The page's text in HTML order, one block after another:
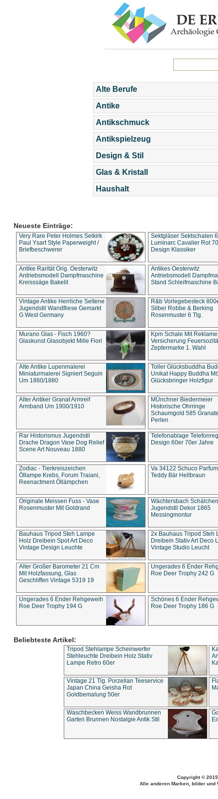
Alte Berufe
Antike
Antikschmuck
Antikspielzeug
Design & Stil
Glas & Kristall
Haushalt
Neueste Einträge:
Very Rare Peter Holmes Selkirk
Paul Ysart Style Paperweight /
Briefbeschwerer
Sektgläser Sektschalen
Luminarc Cavalier Rot
Design Klassiker
Antike Rarität Orig. Oesterwitz
Antriebsmodell Dampfmaschine
Kreisssäge Bakelit
Antikes Oesterwitz
Antriebsmodell
Stand Schleifmaschine
Vintage Antike Herrliche Seltene
Jugendstil Wandfliese Gemarkt
G West Germany
R&b Vorlegebesteck
Silber Robbe & Berking
Rosenmuster 6 Tlg.
Murano Glas - Fisch 1960?
Glaskunst Glasobjekt Mille Fiori
Kpm Schale Mit Reklame
Versicherung
Zeptermarke 1. Wahl
Alte Antike Lupenmalerei
Miniaturmalerei Signiert Seguin
Um 1860/1880
Toller Glücksbuddha
Unikat Happy Buddha
Glücksbringer Holzfigur
Alter Antiker Granat Armreif
Armband Um 1900/1910
MÜnchner Biedermeier
Historische Ohrringe
Schaumgold 585
Perlen
Rar Historismus Jugendstil
Drache Dragon Vase Dog Relief
Scene Art Nouveau 1880
Telefonablage
Design 60er 70er Jahre
Zodiac - Tierkreiszeichen
Öllampe Krebs, Forum Traiani,
Reenactment Öllämpchen
Va 34122 Schuco
Teddy Bär Hellbraun
Originale Meissen Fuss - Vase
Rosenmuster Mit Goldrand
Wächtersbach Schälchen
Jugendstil Dekor 1865
Messingmontur
Bauhaus Tripod Steh Lampe
Holz Dreibein Spot Art Deco
Vintage Design Leuchte
2x Bauhaus Tripod Steh
Dreibein Stativ Art Deco
Vintage Studio Leucht
Alter Großer Barometer 21 Cm
Mit Holzfassung, Glas
Geschliffen Vintage 5319 19
Ungerades 6 Ender
Roe Deer Trophy 242 G
Ungerades 6 Ender Rehgeweih
Roe Deer Trophy 194 G
Schönes 6 Ender
Roe Deer Trophy 186 G
Beliebteste Artikel:
Tripod Stehlampe Scheinwerfer
Stehleuchte Dreibein Holz Stativ
Lampe Retro 60er
Vintage 21 Tlg. Porzellan Teeservice
Japan China Geisha Rot
Goldbemalung 50er
Waschbecken Weiss Wandbrunnen
Garten Brunnen Nostalgie Antik Stil
Copyright ©
Alle anderen Marken, bilder und